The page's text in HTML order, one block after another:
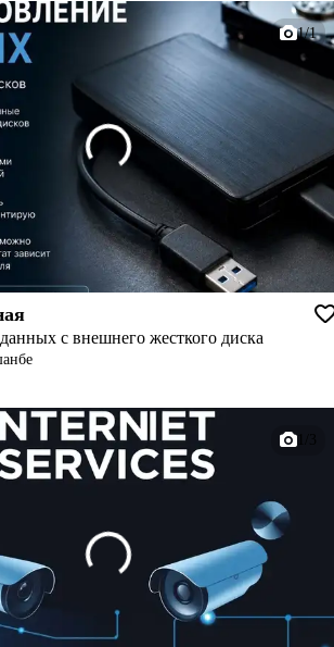
1/1
с внешнего жесткого диска